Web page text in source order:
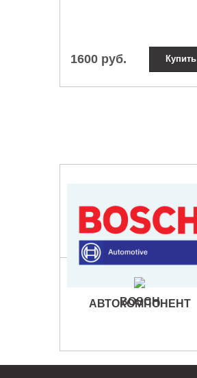
1600 руб. Купить
BOSCH
АВТОКОМПОНЕНТ